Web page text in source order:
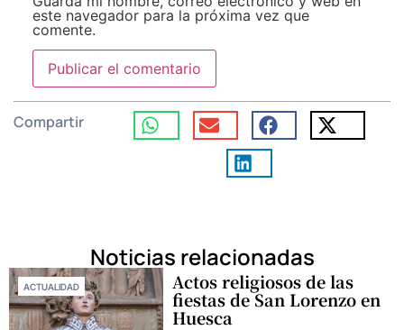
este navegador para la próxima vez que
comente.
Compartir
Noticias relacionadas
ACTUALIDAD Actos religiosos de las
fiestas de San Lorenzo en
Huesca